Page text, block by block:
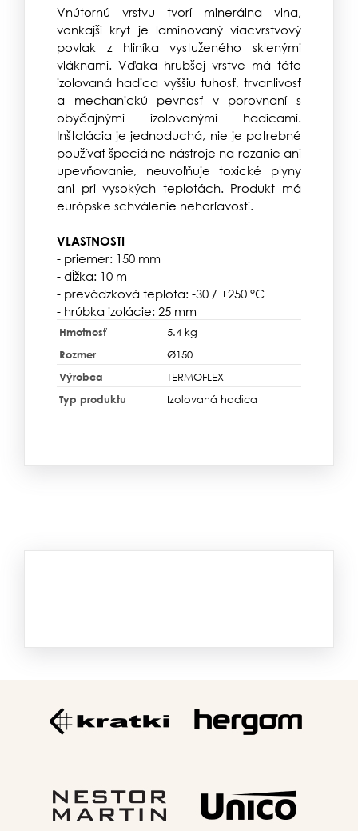
Vnútornú vrstvu tvorí minerálna vlna,
vonkajší kryt je laminovaný viacvrstvový
povlak z hliníka vystuženého sklenými
vláknami. Vďaka hrubšej vrstve má táto
izolovaná hadica vyššiu tuhosť, trvanlivosť
a mechanickú pevnosť v porovnaní s
obyčajnými izolovanými hadicami.
Inštalácia je jednoduchá, nie je potrebné
používať špeciálne nástroje na rezanie ani
upevňovanie, neuvoľňuje toxické plyny
ani pri vysokých teplotách. Produkt má
európske schválenie nehorľavosti.
VLASTNOSTI
- priemer: 150 mm
- dĺžka: 10 m
- prevádzková teplota: -30 / +250 °C
- hrúbka izolácie: 25 mm
Hmotnosť 5.4 kg
Rozmer Ø150
Výrobca TERMOFLEX
Typ produktu Izolovaná hadica